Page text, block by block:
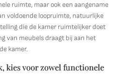
ruimte, maar ook een aangename
voldoende loopruimte, natuurlijke
die de kamer ruimtelijker doet
van meubels draagt bij aan het
kamer.
kies voor zowel functionele